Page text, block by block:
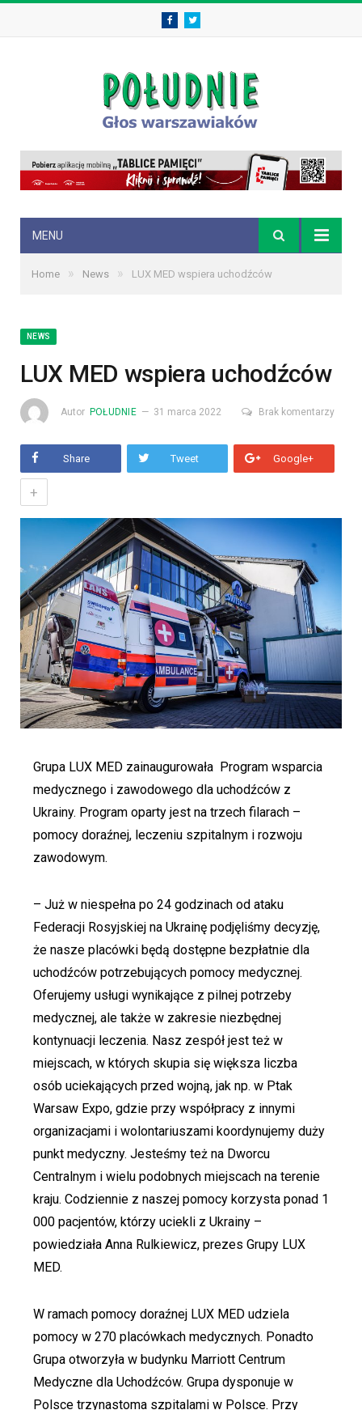
FacebookTwitter
MENU
Home » News » LUX MED wspiera uchodźców
NEWS
LUX MED wspiera uchodźców
Autor POŁUDNIE 31 marca 2022 Brak komentarzy
Share Tweet Google+
+
Grupa LUX MED zainaugurowała Program wsparcia
medycznego i zawodowego dla uchodźców z
Ukrainy. Program oparty jest na trzech filarach –
pomocy doraźnej, leczeniu szpitalnym i rozwoju
zawodowym.
– Już w niespełna po 24 godzinach od ataku
Federacji Rosyjskiej na Ukrainę podjęliśmy decyzję,
że nasze placówki będą dostępne bezpłatnie dla
uchodźców potrzebujących pomocy medycznej.
Oferujemy usługi wynikające z pilnej potrzeby
medycznej, ale także w zakresie niezbędnej
kontynuacji leczenia. Nasz zespół jest też w
miejscach, w których skupia się większa liczba
osób uciekających przed wojną, jak np. w Ptak
Warsaw Expo, gdzie przy współpracy z innymi
organizacjami i wolontariuszami koordynujemy duży
punkt medyczny. Jesteśmy też na Dworcu
Centralnym i wielu podobnych miejscach na terenie
kraju. Codziennie z naszej pomocy korzysta ponad 1
000 pacjentów, którzy uciekli z Ukrainy –
powiedziała Anna Rulkiewicz, prezes Grupy LUX
MED.
W ramach pomocy doraźnej LUX MED udziela
pomocy w 270 placówkach medycznych. Ponadto
Grupa otworzyła w budynku Marriott Centrum
Medyczne dla Uchodźców. Grupa dysponuje w
Polsce trzynastoma szpitalami w Polsce. Przy